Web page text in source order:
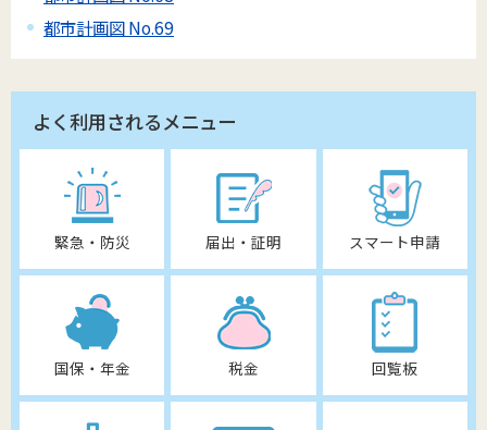
都市計画図 No.69
よく利用されるメニュー
緊急・防災 届出・証明 スマート申請
国保・年金 税金 回覧板